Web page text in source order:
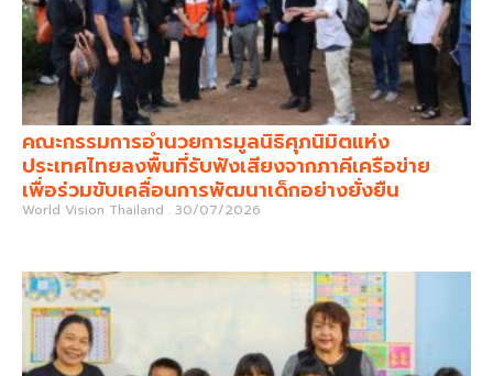
คณะกรรมการอำนวยการมูลนิธิศุภนิมิตแห่ง
ประเทศไทยลงพื้นที่รับฟังเสียงจากภาคีเครือข่าย
เพื่อร่วมขับเคลื่อนการพัฒนาเด็กอย่างยั่งยืน
World Vision Thailand 30/07/2026